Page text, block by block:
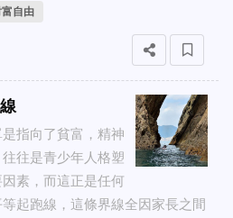
富自由
指向了貧富，精神
往是青少年人格塑
素，而這正是任何
起跑線，這條界線全因家長之間